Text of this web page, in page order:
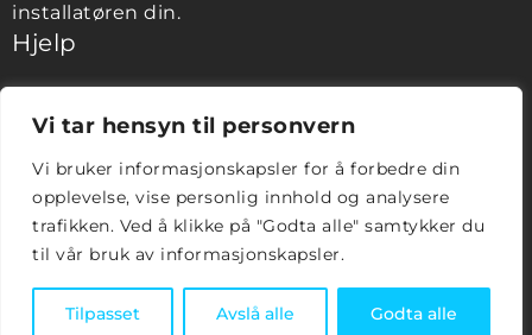
Vi tar hensyn til personvern
Vi bruker informasjonskapsler for å forbedre din
opplevelse, vise personlig innhold og analysere
trafikken. Ved å klikke på "Godta alle" samtykker du
til vår bruk av informasjonskapsler.
Tilpasset Avslå alle Godta alle
installatøren din.
Hjelp
Be Om Tilbud
BE OM TILBUD
Følg oss
© Copyright 2024 Elotec AS. All rights reserved.